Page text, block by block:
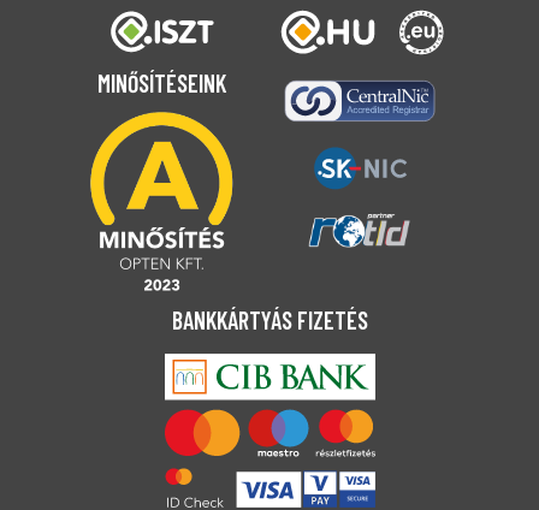
MINŐSÍTÉSEINK
BANKKÁRTYÁS FIZETÉS